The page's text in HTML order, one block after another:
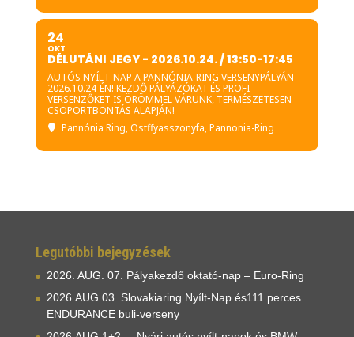
24
OKT
DÉLUTÁNI JEGY - 2026.10.24. / 13:50-17:45
AUTÓS NYÍLT-NAP A PANNÓNIA-RING VERSENYPÁLYÁN
2026.10.24-ÉN! KEZDŐ PÁLYÁZÓKAT ÉS PROFI
VERSENZŐKET IS ÖRÖMMEL VÁRUNK, TERMÉSZETESEN
CSOPORTBONTÁS ALAPJÁN!
Pannónia Ring, Ostffyasszonyfa, Pannonia-Ring
Legutóbbi bejegyzések
2026. AUG. 07. Pályakezdő oktató-nap – Euro-Ring
2026.AUG.03. Slovakiaring Nyílt-Nap és111 perces
ENDURANCE buli-verseny